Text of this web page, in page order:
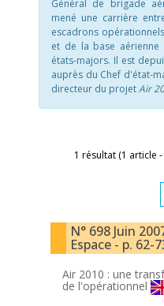
Général de brigade
mené une carrière
escadrons
et de la base
états-majors. Il est
auprès du Chef d'état-
directeur du projetAir
1 résultat (1 article
N° 698 Juin
Espace - p. 62-
Air 2010 : une
de l'opérationnel